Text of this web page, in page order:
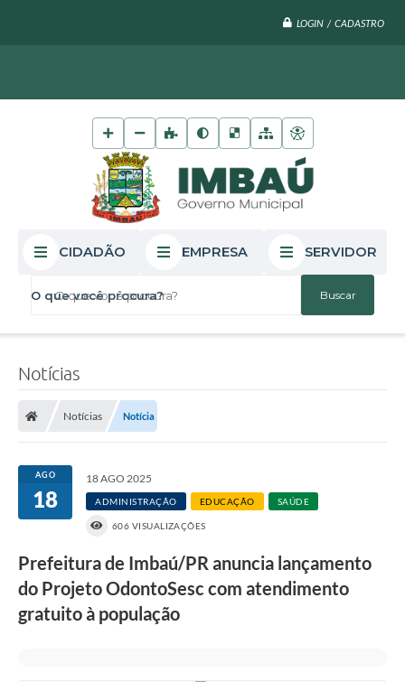
LOGIN / CADASTRO
O que você procura?
CIDADÃO EMPRESA SERVIDOR
Notícias
Notícias Notícia
AGO
18
18 AGO 2025
ADMINISTRAÇÃO EDUCAÇÃO SAÚDE
606 VISUALIZAÇÕES
Prefeitura de Imbaú/PR anuncia lançamento
do Projeto OdontoSesc com atendimento
gratuito à população